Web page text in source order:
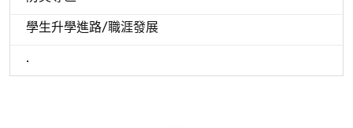
學生升學進路/職涯發展
.